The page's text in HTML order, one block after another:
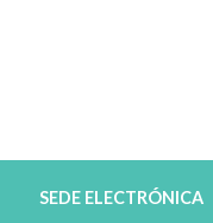
SEDE ELECTRÓNICA